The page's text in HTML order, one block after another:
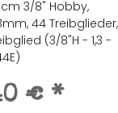
3/8" Hobby,
44 Treibglieder,
(3/8"H - 1,3 -
€ *